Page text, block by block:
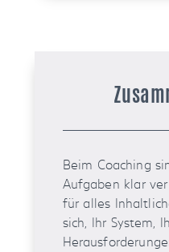
Beim Coaching
Aufgaben klar
für alles
sich, Ihr System,